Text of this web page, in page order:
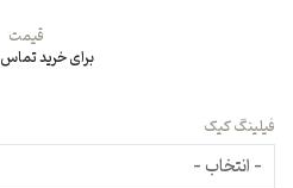
قیمت
برای خرید
فیلینگ کیک